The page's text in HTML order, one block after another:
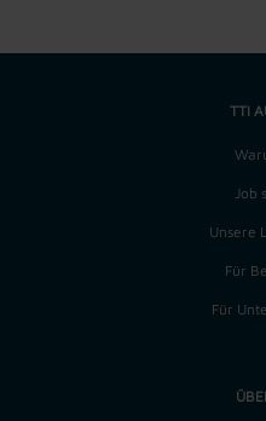
TTI
Job
Unsere
Für
Für